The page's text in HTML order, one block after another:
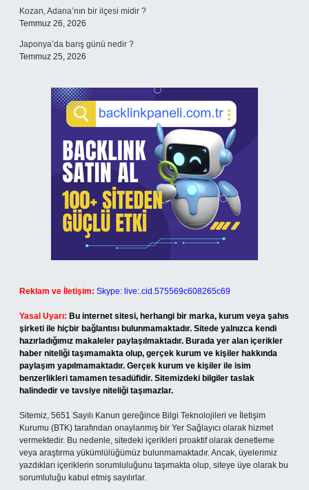
Kozan, Adana’nın bir ilçesi midir ?
Temmuz 26, 2026
Japonya’da barış günü nedir ?
Temmuz 25, 2026
Reklam ve İletişim: Skype: live:.cid.575569c608265c69
Yasal Uyarı: Bu internet sitesi, herhangi bir marka, kurum veya şahıs
şirketi ile hiçbir bağlantısı bulunmamaktadır. Sitede yalnızca kendi
hazırladığımız makaleler paylaşılmaktadır. Burada yer alan içerikler
haber niteliği taşımamakta olup, gerçek kurum ve kişiler hakkında
paylaşım yapılmamaktadır. Gerçek kurum ve kişiler ile isim
benzerlikleri tamamen tesadüfidir. Sitemizdeki bilgiler taslak
halindedir ve tavsiye niteliği taşımazlar.
Sitemiz, 5651 Sayılı Kanun gereğince Bilgi Teknolojileri ve İletişim
Kurumu (BTK) tarafından onaylanmış bir Yer Sağlayıcı olarak hizmet
vermektedir. Bu nedenle, sitedeki içerikleri proaktif olarak denetleme
veya araştırma yükümlülüğümüz bulunmamaktadır. Ancak, üyelerimiz
yazdıkları içeriklerin sorumluluğunu taşımakta olup, siteye üye olarak bu
sorumluluğu kabul etmiş sayılırlar.